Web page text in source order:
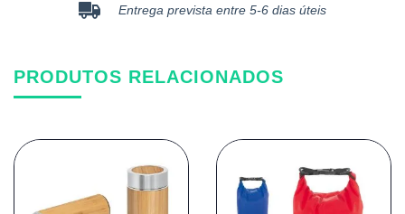
Entrega prevista entre 5-6 dias úteis
PRODUTOS RELACIONADOS